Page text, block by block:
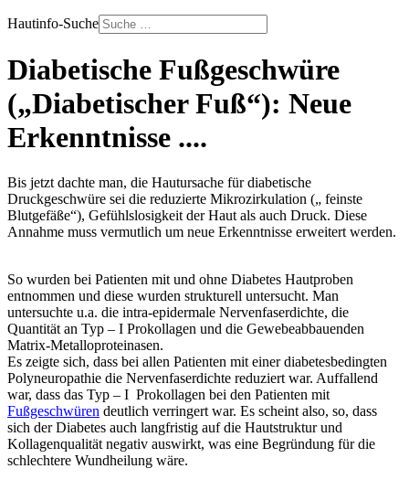
Hautinfo-Suche
Diabetische Fußgeschwüre
(„Diabetischer Fuß“): Neue
Erkenntnisse ....
Bis jetzt dachte man, die Hautursache für diabetische
Druckgeschwüre sei die reduzierte Mikrozirkulation („ feinste
Blutgefäße“), Gefühlslosigkeit der Haut als auch Druck. Diese
Annahme muss vermutlich um neue Erkenntnisse erweitert werden.
So wurden bei Patienten mit und ohne Diabetes Hautproben
entnommen und diese wurden strukturell untersucht. Man
untersuchte u.a. die intra-epidermale Nervenfaserdichte, die
Quantität an Typ – I Prokollagen und die Gewebeabbauenden
Matrix-Metalloproteinasen.
Es zeigte sich, dass bei allen Patienten mit einer diabetesbedingten
Polyneuropathie die Nervenfaserdichte reduziert war. Auffallend
war, dass das Typ – I Prokollagen bei den Patienten mit
Fußgeschwüren deutlich verringert war. Es scheint also, so, dass
sich der Diabetes auch langfristig auf die Hautstruktur und
Kollagenqualität negativ auswirkt, was eine Begründung für die
schlechtere Wundheilung wäre.